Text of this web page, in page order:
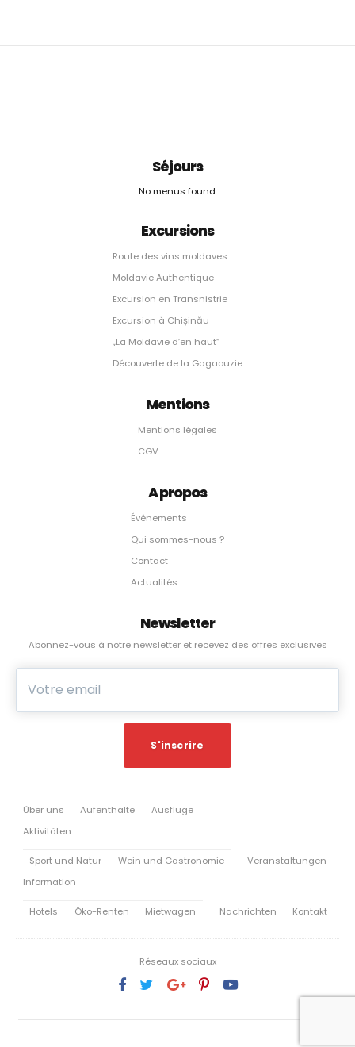
Séjours
No menus found.
Excursions
Route des vins moldaves
Moldavie Authentique
Excursion en Transnistrie
Excursion à Chișinău
„La Moldavie d’en haut“
Découverte de la Gagaouzie
Mentions
Mentions légales
CGV
A propos
Événements
Qui sommes-nous ?
Contact
Actualités
Newsletter
Abonnez-vous à notre newsletter et recevez des offres exclusives
Über uns Aufenthalte
Ausflüge
Aktivitäten
Sport und Natur Wein und Gastronomie
Veranstaltungen
Information
Hotels Öko-Renten Mietwagen Nachrichten Kontakt
Réseaux sociaux